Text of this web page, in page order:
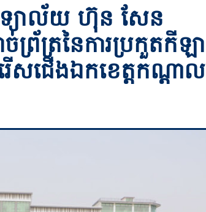
ទ្យាល័យ ហ៊ុន សែន
ព្រ័ត្រនៃការប្រកួតកីឡា
សជើងឯកខេត្តកណ្តាល